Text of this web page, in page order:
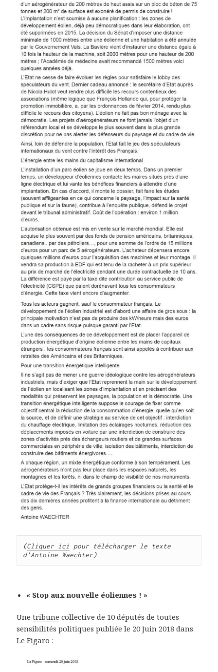
(Cliquer ici pour télécharger le texte
d'Antoine Waechter)
« Stop aux nouvelle éoliennes ! »
Unetribune collective de 10 députés de toutes
sensibilités politiques publiée le 20 Juin 2018 dans
Le Figaro :